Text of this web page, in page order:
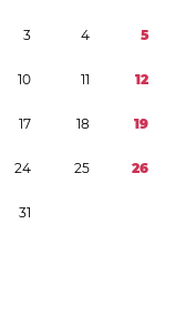
3 4 5
10 11 12
17 18 19
24 25 26
31